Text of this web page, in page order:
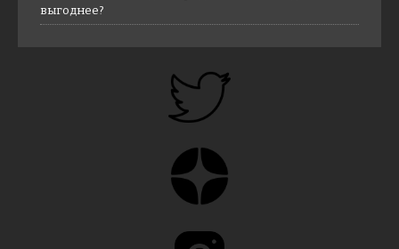
выгоднее?